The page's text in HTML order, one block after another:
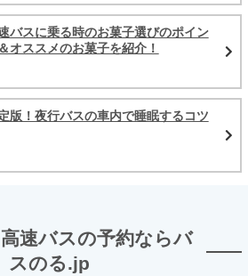
バスに乗る時のお菓子選びのポイン
オススメのお菓子を紹介！
版！夜行バスの車内で睡眠するコツ
速バスの予約ならバ
スのる.jp